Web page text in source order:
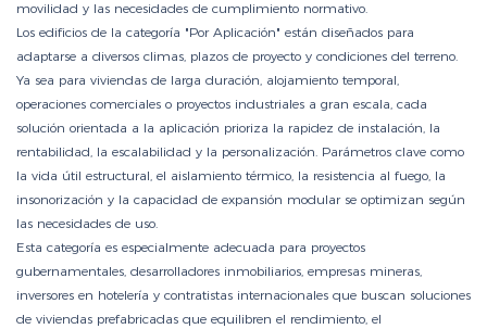
movilidad y las necesidades de cumplimiento normativo.
Los edificios de la categoría "Por Aplicación" están diseñados para
adaptarse a diversos climas, plazos de proyecto y condiciones del terreno.
Ya sea para viviendas de larga duración, alojamiento temporal,
operaciones comerciales o proyectos industriales a gran escala, cada
solución orientada a la aplicación prioriza la rapidez de instalación, la
rentabilidad, la escalabilidad y la personalización. Parámetros clave como
la vida útil estructural, el aislamiento térmico, la resistencia al fuego, la
insonorización y la capacidad de expansión modular se optimizan según
las necesidades de uso.
Esta categoría es especialmente adecuada para proyectos
gubernamentales, desarrolladores inmobiliarios, empresas mineras,
inversores en hotelería y contratistas internacionales que buscan soluciones
de viviendas prefabricadas que equilibren el rendimiento, el